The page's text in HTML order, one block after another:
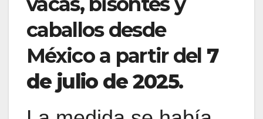
caballos desde
México a partir del 7
de julio de 2025.